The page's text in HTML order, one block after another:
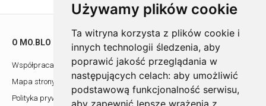
Używamy plików cookie
Ta witryna korzysta z plików cookie i
innych technologii śledzenia, aby
poprawić jakość przeglądania w
następujących celach: aby umożliwić
podstawową funkcjonalność serwisu,
aby zapewnić lepsze wrażenia z
O MO.BLO
Współpraca z architektami
Mapa strony
Polityka prywatności
POMOC
Showroom
Kontakt